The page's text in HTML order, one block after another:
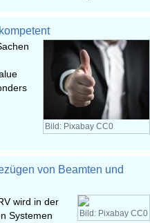
Bild: Pixabay CC0
von Beamten und
Bild: Pixabay CC0
wird in der
Systemen